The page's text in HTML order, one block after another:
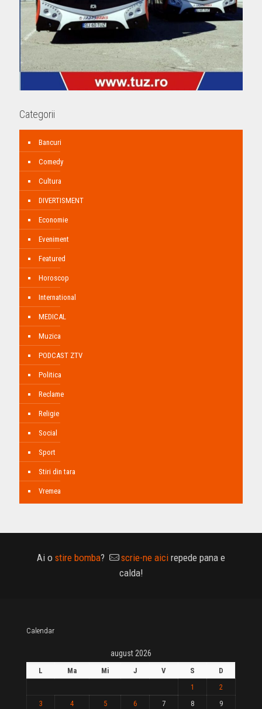
Categorii
Bancuri
Comedy
Cultura
DIVERTISMENT
Economie
Eveniment
Featured
Horoscop
International
MEDICAL
Muzica
PODCAST ZTV
Politica
Reclame
Religie
Social
Sport
Stiri din tara
Vremea
Ai o stire bomba? scrie-ne aici repede pana e
calda!
Calendar
august 2026
L Ma Mi J V S
D
1
2
3
4 5 6 7 8
9